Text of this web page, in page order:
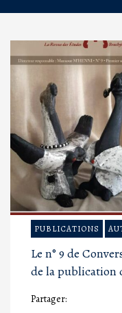
PUBLICATIONS
Le n° 9 de
de la publication
Partager: